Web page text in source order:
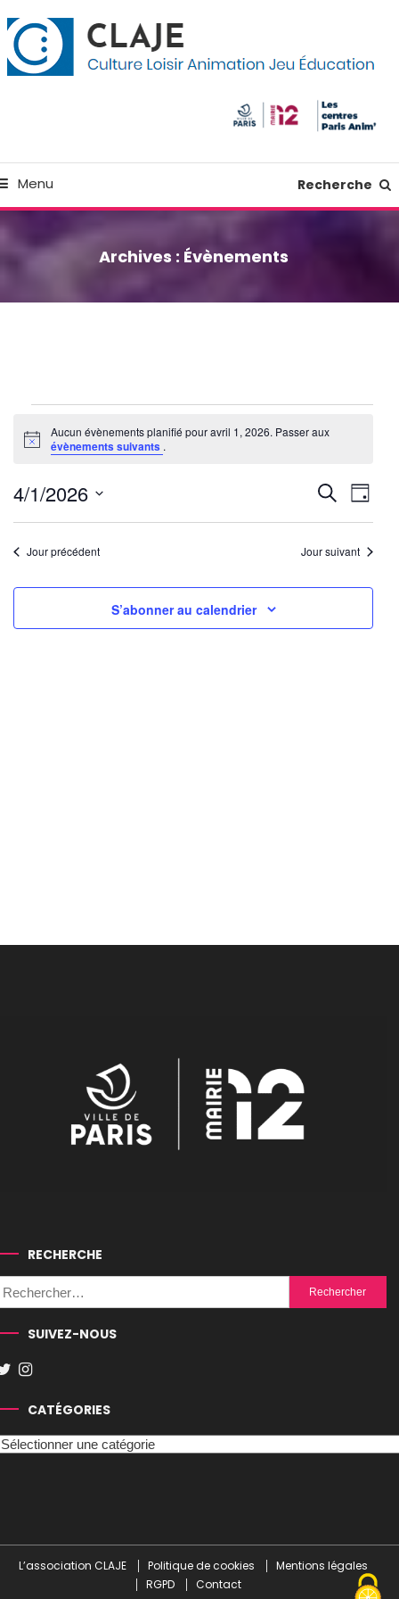
Menu Recherche
Archives : Évènements
for
avril
1,
2026
Notice
Aucun évènements planifié pour avril 1, 2026. Passer aux
évènements suivants .
et
de
vues
Recherche
de
Jour
4/1/2026
Sélectionnez
uneJour précédent Jour suivant
S’abonner au calendrier
RECHERCHE
Rechercher :
SUIVEZ-NOUS
CATÉGORIES
L’association CLAJE Politique de cookies
Mentions légales
RGPD
Contact